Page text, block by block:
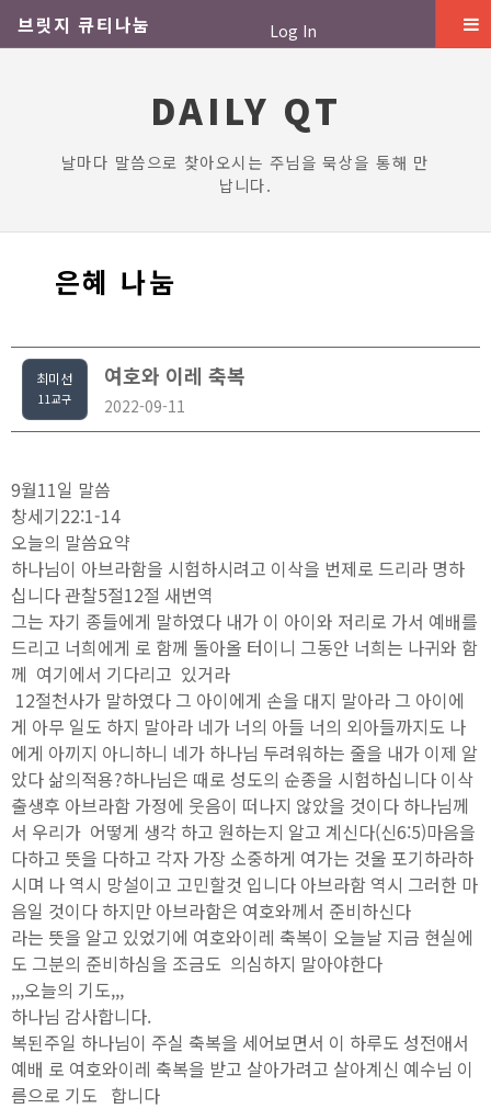
브릿지 큐티나눔 Log In
DAILY QT
날마다 말씀으로 찾아오시는 주님을 묵상을 통해 만
납니다.
은혜 나눔
최미선
11교구
여호와 이레 축복
2022-09-11
9월11일 말씀
창세기22:1-14
오늘의 말씀요약
하나님이 아브라함을 시험하시려고 이삭을 번제로 드리라 명하
십니다 관찰5절12절 새번역
그는 자기 종들에게 말하였다 내가 이 아이와 저리로 가서 예배를
드리고 너희에게 로 함께 돌아올 터이니 그동안 너희는 나귀와 함
께 여기에서 기다리고 있거라
12절천사가 말하였다 그 아이에게 손을 대지 말아라 그 아이에
게 아무 일도 하지 말아라 네가 너의 아들 너의 외아들까지도 나
에게 아끼지 아니하니 네가 하나님 두려워하는 줄을 내가 이제 알
았다 삶의적용?하나님은 때로 성도의 순종을 시험하십니다 이삭
출생후 아브라함 가정에 웃음이 떠나지 않았을 것이다 하나님께
서 우리가 어떻게 생각 하고 원하는지 알고 계신다(신6:5)마음을
다하고 뜻을 다하고 각자 가장 소중하게 여가는 것울 포기하라하
시며 나 역시 망설이고 고민할것 입니다 아브라함 역시 그러한 마
음일 것이다 하지만 아브라함은 여호와께서 준비하신다
라는 뜻을 알고 있었기에 여호와이레 축복이 오늘날 지금 현실에
도 그분의 준비하심을 조금도 의심하지 말아야한다
,,,오늘의 기도,,,
하나님 감사합니다.
복된주일 하나님이 주실 축복을 세어보면서 이 하루도 성전애서
예배 로 여호와이레 축복을 받고 살아가려고 살아계신 예수님 이
름으로 기도 합니다